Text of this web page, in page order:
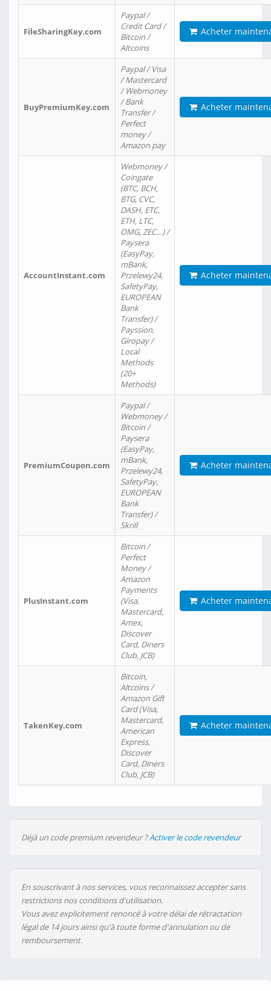
FileSharingKey.com
Paypal /
Credit Card /
Bitcoin /
Altcoins
Acheter
BuyPremiumKey.com
Paypal / Visa
/ Mastercard
/ Webmoney
/ Bank
Transfer /
Perfect
money /
Amazon pay
Acheter
AccountInstant.com
Webmoney /
Coingate
(BTC, BCH,
BTG, CVC,
DASH, ETC,
ETH, LTC,
OMG, ZEC…) /
Paysera
(EasyPay,
mBank,
Przelewy24,
SafetyPay,
EUROPEAN
Bank
Transfer) /
Payssion,
Giropay /
Local
Methods
(20+
Methods)
Acheter
PremiumCoupon.com
Paypal /
Webmoney /
Bitcoin /
Paysera
(EasyPay,
mBank,
Przelewy24,
SafetyPay,
EUROPEAN
Bank
Transfer) /
Skrill
Acheter
PlusInstant.com
Bitcoin /
Perfect
Money /
Amazon
Payments
(Visa,
Mastercard,
Amex,
Discover
Card, Diners
Club, JCB)
Acheter
TakenKey.com
Bitcoin,
Altcoins /
Amazon Gift
Card (Visa,
Mastercard,
American
Express,
Discover
Card, Diners
Club, JCB)
Acheter
Déjà un code premium revendeur ?Activer le code revendeur
En souscrivant à nos services, vous reconnaissez accepter sans
restrictions nos conditions d'utilisation.
Vous avez explicitement renoncé à votre délai de rétractation
légal de 14 jours ainsi qu'à toute forme d'annulation ou de
remboursement.